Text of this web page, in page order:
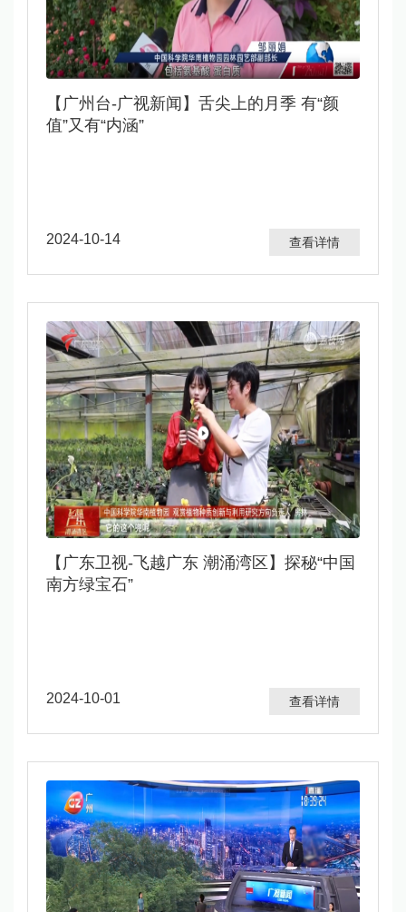
​【广州台-广视新闻】舌尖上的月季 有“颜
值”又有“内涵”
2024-10-14 查看详情
【广东卫视-飞越广东 潮涌湾区】探秘“中国
南方绿宝石”
2024-10-01 查看详情